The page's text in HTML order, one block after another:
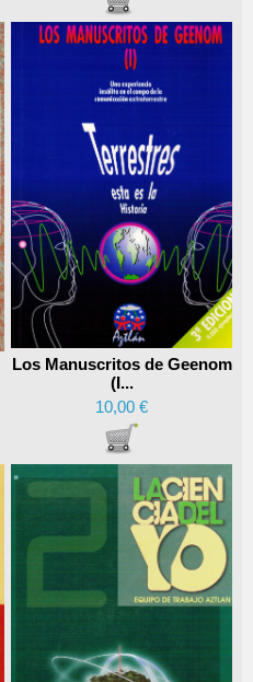
Los Manuscritos de Geenom
(I...
10,00 €